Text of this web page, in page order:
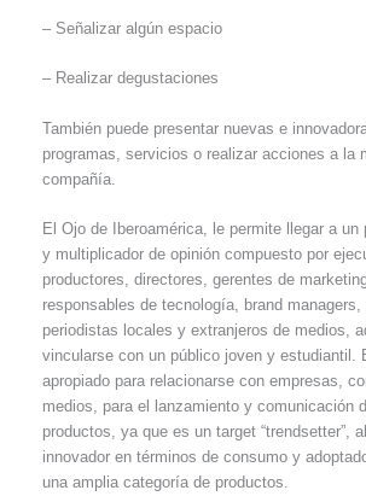
– Señalizar algún espacio
– Realizar degustaciones
También puede presentar nuevas e
programas, servicios o realizar acciones a la
compañía.
El Ojo de Iberoamérica, le permite llegar a un
y multiplicador de opinión compuesto por
productores, directores, gerentes de
responsables de tecnología, brand managers,
periodistas locales y extranjeros de medios,
vincularse con un público joven y estudiantil.
apropiado para relacionarse con empresas,
medios, para el lanzamiento y comunicación
productos, ya que es un target “trendsetter”,
innovador en términos de consumo y
una amplia categoría de productos.